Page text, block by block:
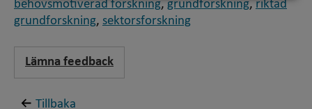
behovsmotiverad forskning, grundforskning, riktad
grundforskning, sektorsforskning
Lämna feedback
Tillbaka